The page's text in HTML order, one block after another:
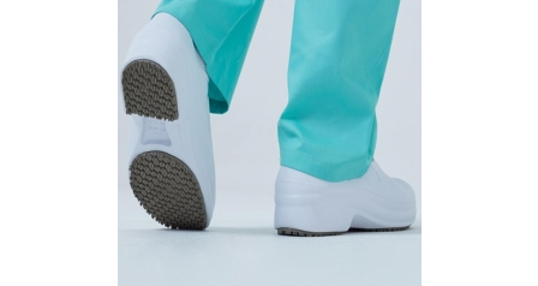
Atendimento:
uniforme
ideal para sua empresa